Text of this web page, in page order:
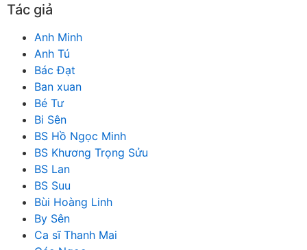
Tác giả
Anh Minh
Anh Tú
Bác Đạt
Ban xuan
Bé Tư
Bi Sên
BS Hồ Ngọc Minh
BS Khương Trọng Sửu
BS Lan
BS Suu
Bùi Hoàng Linh
By Sên
Ca sĩ Thanh Mai